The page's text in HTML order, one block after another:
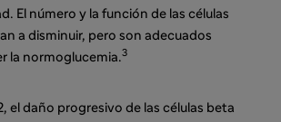
El número y la función de las células
a disminuir, pero son adecuados
la normoglucemia.3
el daño progresivo de las células beta